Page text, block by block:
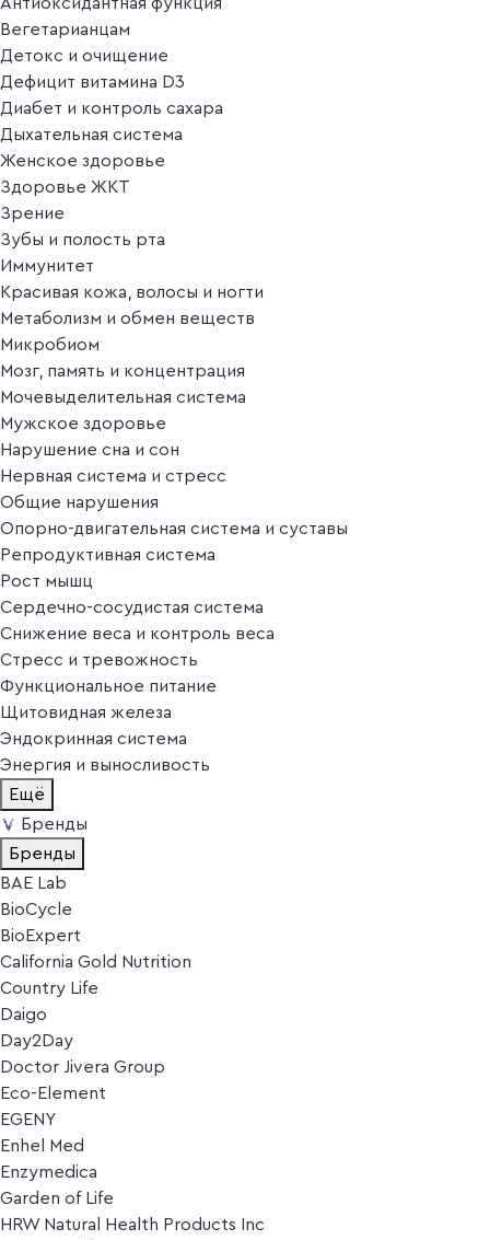
Вегетарианцам
Детокс и очищение
Дефицит витамина D3
Диабет и контроль сахара
Дыхательная система
Женское здоровье
Здоровье ЖКТ
Зрение
Зубы и полость рта
Иммунитет
Красивая кожа, волосы и ногти
Метаболизм и обмен веществ
Микробиом
Мозг, память и концентрация
Мочевыделительная система
Мужское здоровье
Нарушение сна и сон
Нервная система и стресс
Общие нарушения
Опорно-двигательная система и суставы
Репродуктивная система
Рост мышц
Сердечно-сосудистая система
Снижение веса и контроль веса
Стресс и тревожность
Функциональное питание
Щитовидная железа
Эндокринная система
Энергия и выносливость
Ещё
Бренды
Бренды
BAE Lab
BioCycle
BioExpert
California Gold Nutrition
Country Life
Daigo
Day2Day
Doctor Jivera Group
Eco-Element
EGENY
Enhel Med
Enzymedica
Garden of Life
HRW Natural Health Products Inc